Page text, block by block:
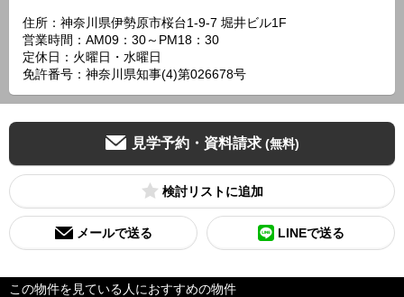
住所：神奈川県伊勢原市桜台1-9-7 堀井ビル1F
営業時間：AM09：30～PM18：30
定休日：火曜日・水曜日
免許番号：神奈川県知事(4)第026678号
見学予約・資料請求 (無料)
検討リスト
メールで送る LINEで送る
この物件を見ている人におすすめの物件